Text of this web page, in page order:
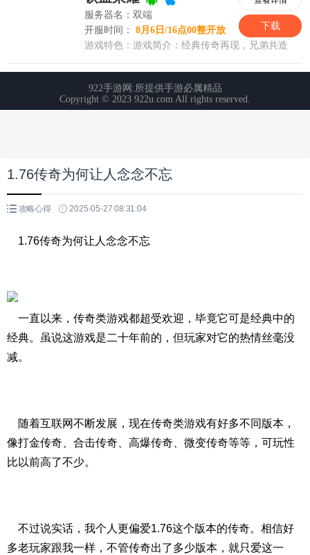
1.76传奇为何让人念念不忘
攻略心得 2025-05-27 08:31:04
1.76传奇为何让人念念不忘
一直以来，传奇类游戏都超受欢迎，毕竟它可是经典中的
经典。虽说这游戏是二十年前的，但玩家对它的热情丝毫没
减。
随着互联网不断发展，现在传奇类游戏有好多不同版本，
像打金传奇、合击传奇、高爆传奇、微变传奇等等，可玩性
比以前高了不少。
不过说实话，我个人更偏爱1.76这个版本的传奇。相信好
多老玩家跟我一样，不管传奇出了多少版本，就只爱这一